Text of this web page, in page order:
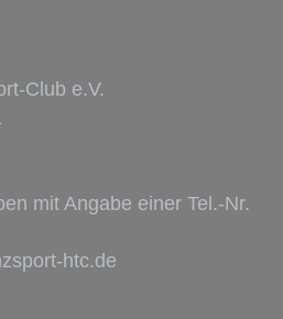
Club e.V.
mit Angabe einer Tel.-Nr.
htc.de